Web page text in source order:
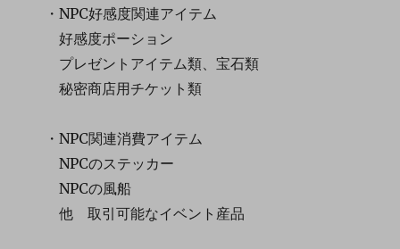
・NPC好感度関連アイテム
好感度ポーション
プレゼントアイテム類、宝石類
秘密商店用チケット類
・NPC関連消費アイテム
NPCのステッカー
NPCの風船
他 取引可能なイベント産品